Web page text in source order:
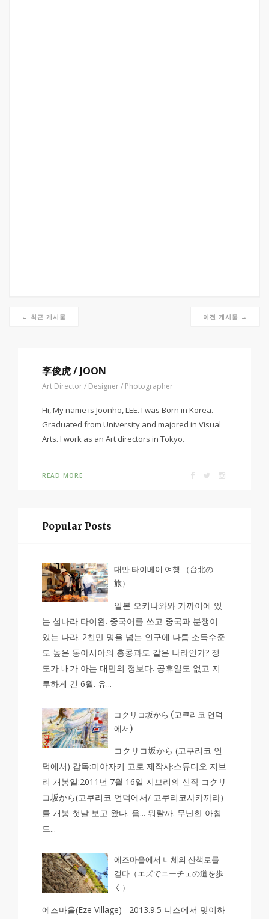
← 최근 게시물 이전 게시물 →
李俊虎 / JOON
Art Director / Designer / Photographer
Hi, My name is Joonho, LEE. I was Born in Korea.
Graduated from University and majored in Visual
Arts. I work as an Art directors in Tokyo.
READ MORE
Popular Posts
대만 타이베이 여행 （台北の
旅）
일본 오키나와와 가까이에 있
는 섬나라 타이완. 중국어를 쓰고 중국과 분쟁이
있는 나라. 2천만 명을 넘는 인구에 나름 소득수준
도 높은 동아시아의 홍콩과도 같은 나라인가? 정
도가 내가 아는 대만의 정보다. 공휴일도 없고 지
루하게 긴 6월. 유...
コクリコ坂から (고쿠리코 언덕
에서)
コクリコ坂から (고쿠리코 언
덕에서) 감독:미야자키 고로 제작사:스튜디오 지브
리 개봉일:2011년 7월 16일 지브리의 신작 コクリ
コ坂から(고쿠리코 언덕에서/ 고쿠리코사카까라)
를 개봉 첫날 보고 왔다. 음... 뭐랄까. 무난한 아침
드...
에즈마을에서 니체의 산책로를
걷다（エズでニーチェの道を歩
く）
에즈마을(Eze Village) 2013.9.5 니스에서 맞이하